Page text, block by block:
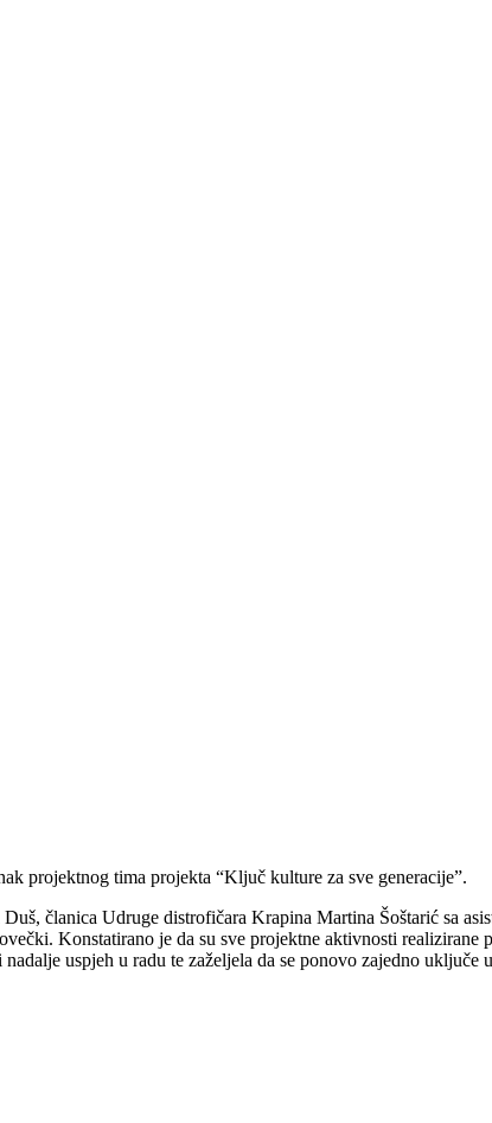
projektnog tima projekta “Ključ kulture za sve generacije”.
članica Udruge distrofičara Krapina Martina Šoštarić sa
Konstatirano je da su sve projektne aktivnosti realizirane
uspjeh u radu te zaželjela da se ponovo zajedno uključe